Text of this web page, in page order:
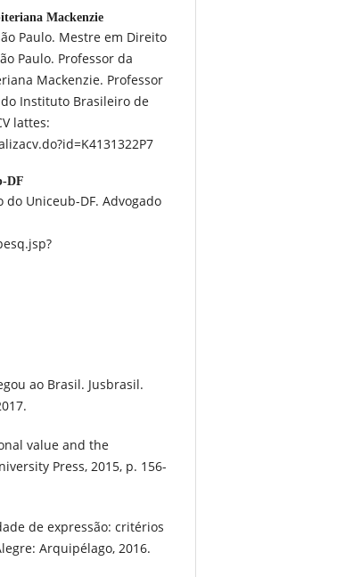
Mackenzie
Paulo. Mestre em Direito
Paulo. Professor da
Mackenzie. Professor
do Instituto Brasileiro de
lattes:
DF
Uniceub-DF. Advogado
ao Brasil. Jusbrasil.
value and the
Press, 2015, p. 156-
de expressão: critérios
Arquipélago, 2016.